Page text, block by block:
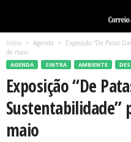
Início Agenda
Exposição “De Patas
de maio
AGENDA SINTRA AMBIENTE
Exposição “De
Sustentabilidade”
maio